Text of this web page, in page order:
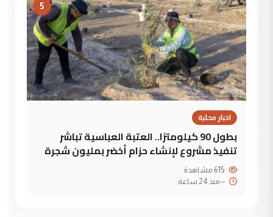
5
اخبار محلية
بطول 90 كيلومترًا.. العتبة العباسية تباشر
تنفيذ مشروع لإنشاء حزام أخضر بمليون شجرة
--منذ 24 ساعة